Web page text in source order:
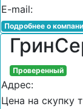
E-mail:
Подробнее о
Проверенный
Адрес:
Цена на скупку